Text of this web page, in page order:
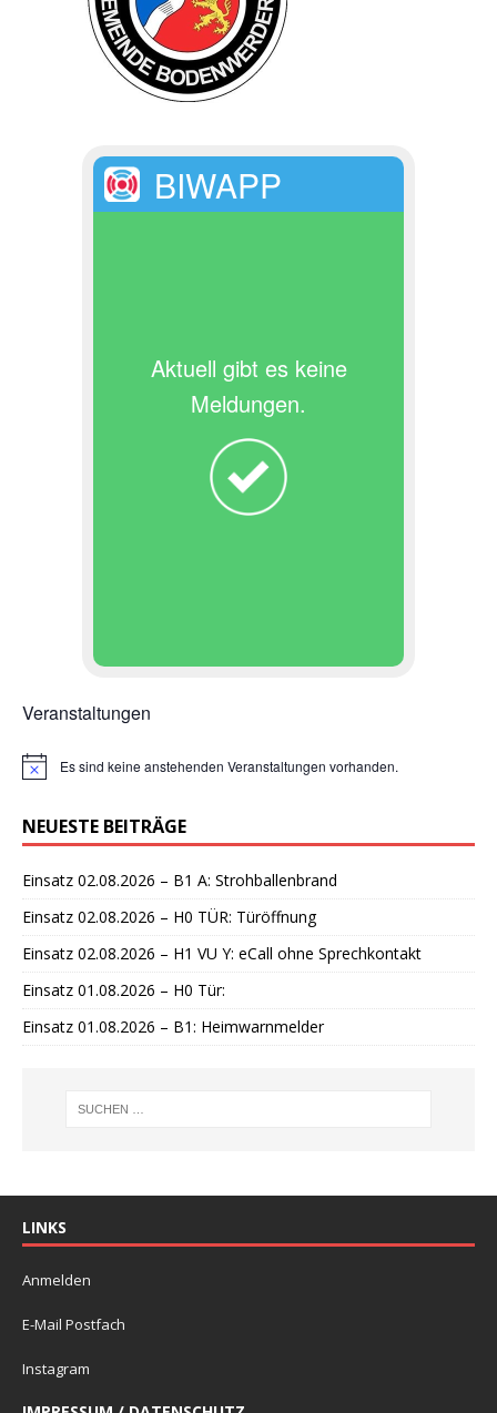
BIWAPP
Aktuell gibt es keine
Meldungen.
Veranstaltungen
H
w
e
s
Es sind keine anstehenden Veranstaltungen vorhanden.
NEUESTE BEITRÄGE
Einsatz 02.08.2026 – B1 A: Strohballenbrand
Einsatz 02.08.2026 – H0 TÜR: Türöffnung
Einsatz 02.08.2026 – H1 VU Y: eCall ohne Sprechkontakt
Einsatz 01.08.2026 – H0 Tür:
Einsatz 01.08.2026 – B1: Heimwarnmelder
LINKS
Anmelden
E-Mail Postfach
Instagram